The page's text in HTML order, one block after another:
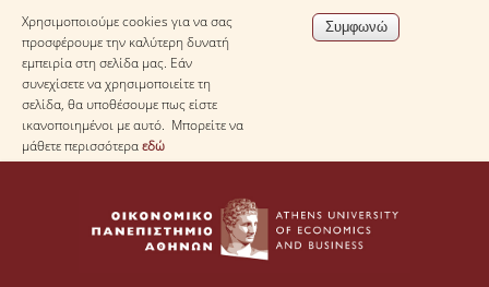
Χρησιμοποιούμε cookies για να σας
προσφέρουμε την καλύτερη δυνατή
εμπειρία στη σελίδα μας. Εάν
συνεχίσετε να χρησιμοποιείτε τη
σελίδα, θα υποθέσουμε πως είστε
ικανοποιημένοι με αυτό. Μπορείτε να
μάθετε περισσότεραεδώ